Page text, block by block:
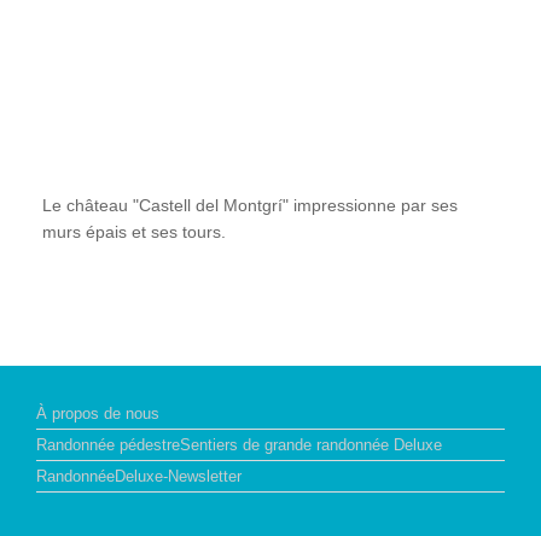
Le château "Castell del Montgrí" impressionne par ses
murs épais et ses tours.
À propos de nous
Randonnée pédestreSentiers de grande randonnée Deluxe
RandonnéeDeluxe-Newsletter